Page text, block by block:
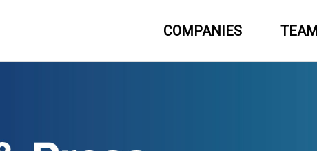
COMPANIES TEAM